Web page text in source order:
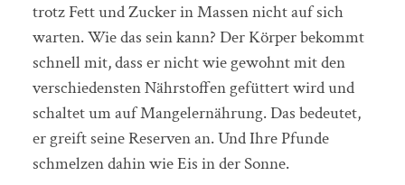
trotz Fett und Zucker in Massen nicht auf sich
warten. Wie das sein kann? Der Körper bekommt
schnell mit, dass er nicht wie gewohnt mit den
verschiedensten Nährstoffen gefüttert wird und
schaltet um auf Mangelernährung. Das bedeutet,
er greift seine Reserven an. Und Ihre Pfunde
schmelzen dahin wie Eis in der Sonne.